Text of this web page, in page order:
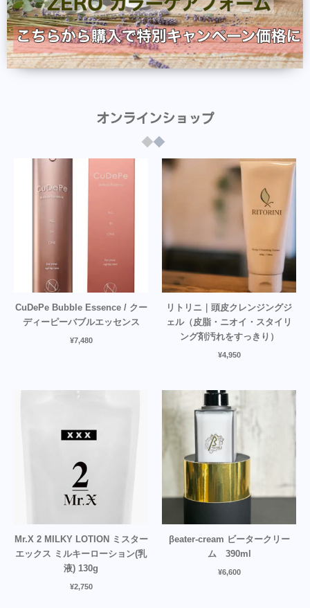
オンラインショップ
CuDePe Bubble Essence / クー
ディーピーバブルエッセンス
¥7,480
リトリニ｜頭皮クレンジングジ
ェル（皮脂・ニオイ・スタイリ
ング剤汚れをすっきり）
¥4,950
Mr.X 2 MILKY LOTION ミスター
エックス ミルキーローション(乳
液) 130g
¥2,750
βeater-cream ビータークリー
ム 390ml
¥6,600